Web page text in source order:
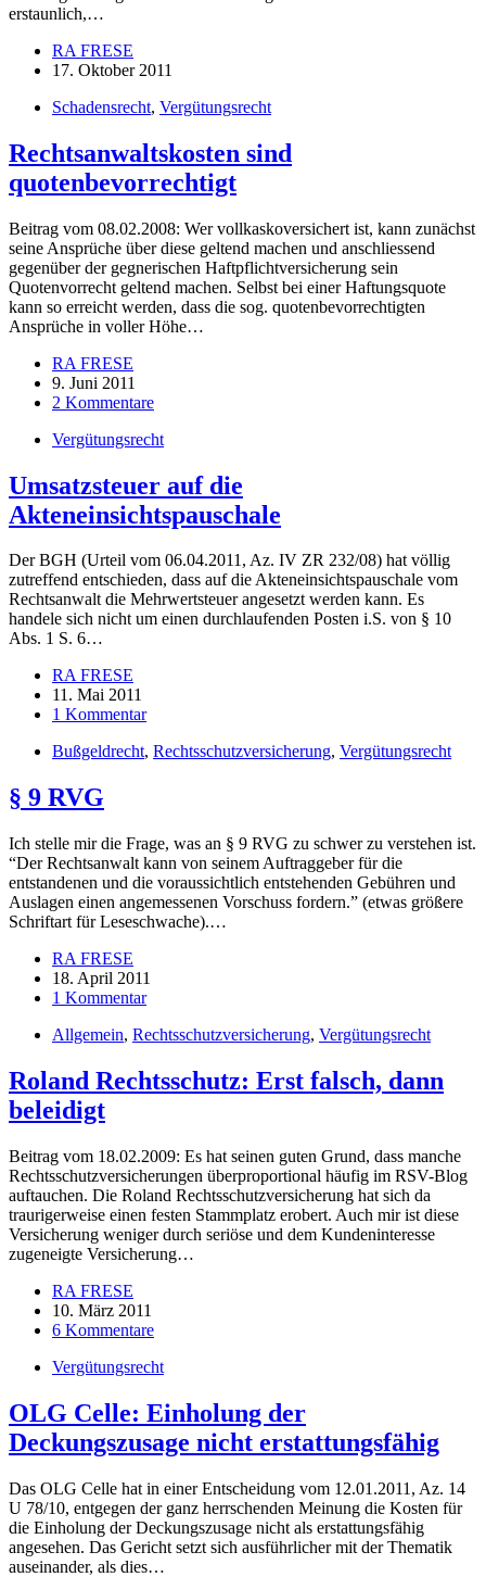
erstaunlich,…
RA FRESE
17. Oktober 2011
Schadensrecht, Vergütungsrecht
Rechtsanwaltskosten sind
quotenbevorrechtigt
Beitrag vom 08.02.2008: Wer vollkaskoversichert ist, kann zunächst
seine Ansprüche über diese geltend machen und anschliessend
gegenüber der gegnerischen Haftpflichtversicherung sein
Quotenvorrecht geltend machen. Selbst bei einer Haftungsquote
kann so erreicht werden, dass die sog. quotenbevorrechtigten
Ansprüche in voller Höhe…
RA FRESE
9. Juni 2011
2 Kommentare
Vergütungsrecht
Umsatzsteuer auf die
Akteneinsichtspauschale
Der BGH (Urteil vom 06.04.2011, Az. IV ZR 232/08) hat völlig
zutreffend entschieden, dass auf die Akteneinsichtspauschale vom
Rechtsanwalt die Mehrwertsteuer angesetzt werden kann. Es
handele sich nicht um einen durchlaufenden Posten i.S. von § 10
Abs. 1 S. 6…
RA FRESE
11. Mai 2011
1 Kommentar
Bußgeldrecht, Rechtsschutzversicherung, Vergütungsrecht
§ 9 RVG
Ich stelle mir die Frage, was an § 9 RVG zu schwer zu verstehen ist.
“Der Rechtsanwalt kann von seinem Auftraggeber für die
entstandenen und die voraussichtlich entstehenden Gebühren und
Auslagen einen angemessenen Vorschuss fordern.” (etwas größere
Schriftart für Leseschwache).…
RA FRESE
18. April 2011
1 Kommentar
Allgemein, Rechtsschutzversicherung, Vergütungsrecht
Roland Rechtsschutz: Erst falsch, dann
beleidigt
Beitrag vom 18.02.2009: Es hat seinen guten Grund, dass manche
Rechtsschutzversicherungen überproportional häufig im RSV-Blog
auftauchen. Die Roland Rechtsschutzversicherung hat sich da
traurigerweise einen festen Stammplatz erobert. Auch mir ist diese
Versicherung weniger durch seriöse und dem Kundeninteresse
zugeneigte Versicherung…
RA FRESE
10. März 2011
6 Kommentare
Vergütungsrecht
OLG Celle: Einholung der
Deckungszusage nicht erstattungsfähig
Das OLG Celle hat in einer Entscheidung vom 12.01.2011, Az. 14
U 78/10, entgegen der ganz herrschenden Meinung die Kosten für
die Einholung der Deckungszusage nicht als erstattungsfähig
angesehen. Das Gericht setzt sich ausführlicher mit der Thematik
auseinander, als dies…